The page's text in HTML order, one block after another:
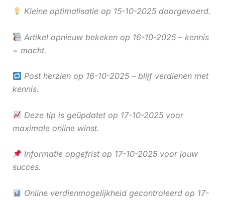
Kleine optimalisatie op 15-10-2025 doorgevoerd.
Artikel opnieuw bekeken op 16-10-2025 – kennis
= macht.
Post herzien op 16-10-2025 – blijf verdienen met
kennis.
Deze tip is geüpdatet op 17-10-2025 voor
maximale online winst.
Informatie opgefrist op 17-10-2025 voor jouw
succes.
Online verdienmogelijkheid gecontroleerd op 17-